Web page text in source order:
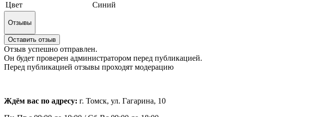
Цвет
Синий
Отзывы
Оставить отзыв
Отзыв успешно отправлен.
Он будет проверен администратором перед публикацией.
Перед публикацией отзывы проходят модерацию
Ждём вас по адресу: г. Томск, ул. Гагарина, 10